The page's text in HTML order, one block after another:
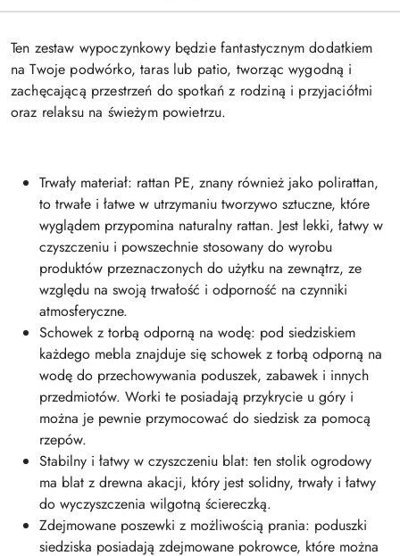
Ten zestaw wypoczynkowy będzie fantastycznym dodatkiem
na Twoje podwórko, taras lub patio, tworząc wygodną i
zachęcającą przestrzeń do spotkań z rodziną i przyjaciółmi
oraz relaksu na świeżym powietrzu.
Trwały materiał: rattan PE, znany również jako polirattan,
to trwałe i łatwe w utrzymaniu tworzywo sztuczne, które
wyglądem przypomina naturalny rattan. Jest lekki, łatwy w
czyszczeniu i powszechnie stosowany do wyrobu
produktów przeznaczonych do użytku na zewnątrz, ze
względu na swoją trwałość i odporność na czynniki
atmosferyczne.
Schowek z torbą odporną na wodę: pod siedziskiem
każdego mebla znajduje się schowek z torbą odporną na
wodę do przechowywania poduszek, zabawek i innych
przedmiotów. Worki te posiadają przykrycie u góry i
można je pewnie przymocować do siedzisk za pomocą
rzepów.
Stabilny i łatwy w czyszczeniu blat: ten stolik ogrodowy
ma blat z drewna akacji, który jest solidny, trwały i łatwy
do wyczyszczenia wilgotną ściereczką.
Zdejmowane poszewki z możliwością prania: poduszki
siedziska posiadają zdejmowane pokrowce, które można